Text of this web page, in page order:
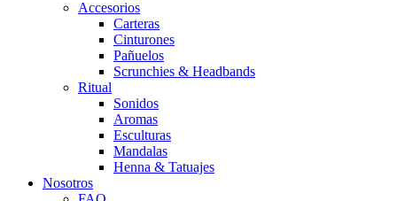
Accesorios
Carteras
Cinturones
Pañuelos
Scrunchies & Headbands
Ritual
Sonidos
Aromas
Esculturas
Mandalas
Henna & Tatuajes
Nosotros